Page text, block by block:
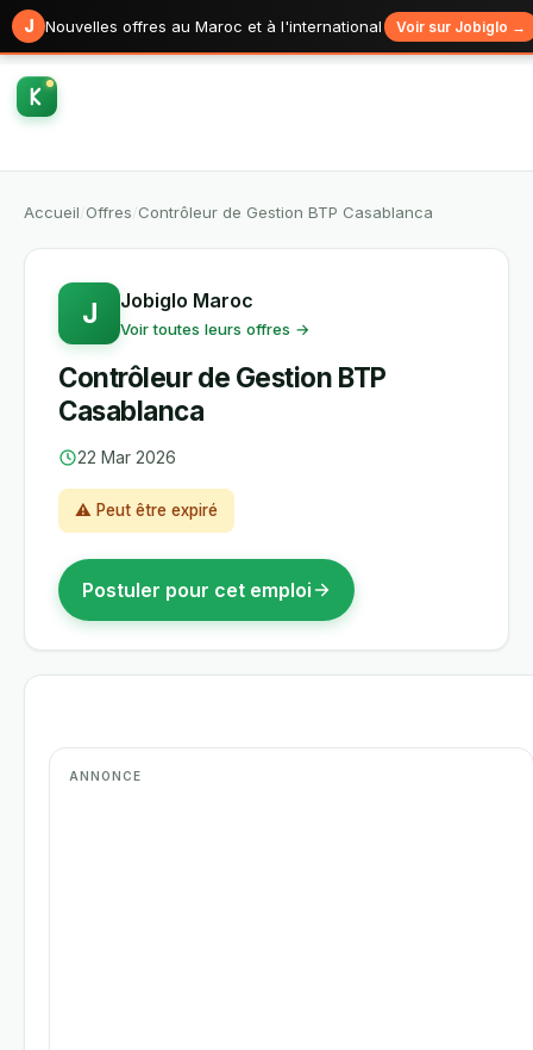
J Nouvelles offres au Maroc et à l'international Voir sur Jobiglo →
Accueil Offres Contrôleur de Gestion BTP Casablanca
J Jobiglo Maroc
Voir toutes leurs offres →
Contrôleur de Gestion BTP
Casablanca
22 Mar 2026
⚠ Peut être expiré
Postuler pour cet emploi